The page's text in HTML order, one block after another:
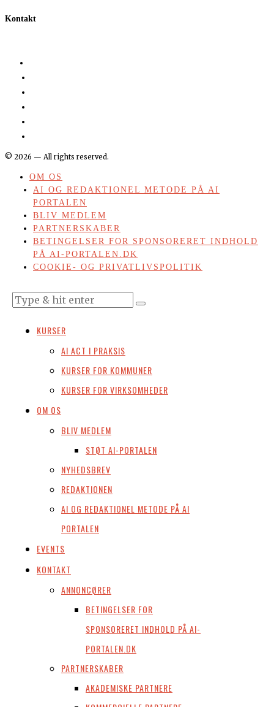
Kontakt
© 2026 — All rights reserved.
OM OS
AI OG REDAKTIONEL METODE PÅ AI
PORTALEN
BLIV MEDLEM
PARTNERSKABER
BETINGELSER FOR SPONSORERET INDHOLD
PÅ AI-PORTALEN.DK
COOKIE- OG PRIVATLIVSPOLITIK
KURSER
AI ACT I PRAKSIS
KURSER FOR KOMMUNER
KURSER FOR VIRKSOMHEDER
OM OS
BLIV MEDLEM
STØT AI-PORTALEN
NYHEDSBREV
REDAKTIONEN
AI OG REDAKTIONEL METODE PÅ AI
PORTALEN
EVENTS
KONTAKT
ANNONCØRER
BETINGELSER FOR
SPONSORERET INDHOLD PÅ AI-
PORTALEN.DK
PARTNERSKABER
AKADEMISKE PARTNERE